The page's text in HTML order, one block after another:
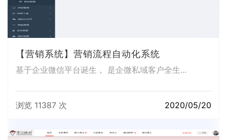
【营销系统】营销流程自动化系统
基于企业微信平台诞生， 是企微私域客户全生...
浏览 11387 次 2020/05/20